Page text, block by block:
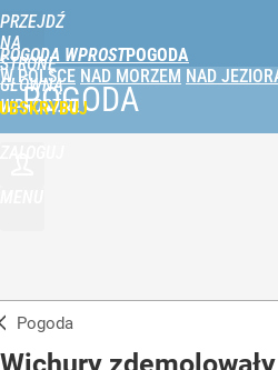
PRZEJDŹ
NA
STRONĘ
GŁÓWNĄ
WPROST.PL
POGODA WPROST
W POLSCE NAD MORZEM NAD
POGODA
Pogoda